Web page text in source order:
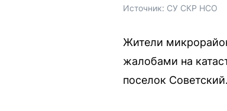
Источник: СУ СКР НСО
Жители
жалобами на
поселок Советский.